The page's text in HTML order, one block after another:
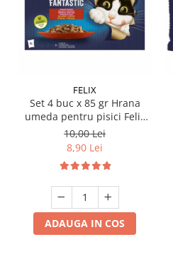
FELIX
Set 4 buc x 85 gr Hrana
umeda pentru pisici Felix
Fantastic vita & pui
10,00 Lei
8,90 Lei
ADAUGA IN COS